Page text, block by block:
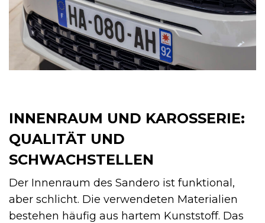
INNENRAUM UND KAROSSERIE:
QUALITÄT UND
SCHWACHSTELLEN
Der Innenraum des Sandero ist funktional,
aber schlicht. Die verwendeten Materialien
bestehen häufig aus hartem Kunststoff. Das